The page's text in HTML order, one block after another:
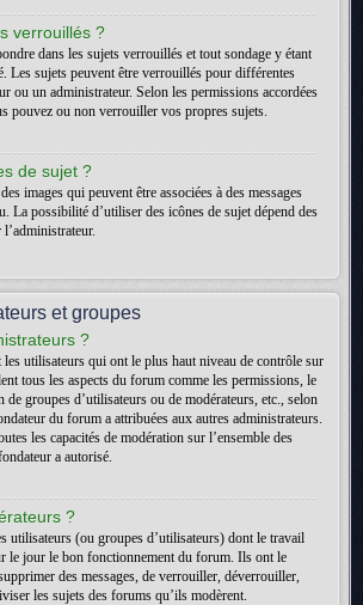
verrouillés ?
dans les sujets verrouillés et tout sondage y étant
Les sujets peuvent être verrouillés pour différentes
ou un administrateur. Selon les permissions accordées
pouvez ou non verrouiller vos propres sujets.
de sujet ?
images qui peuvent être associées à des messages
La possibilité d’utiliser des icônes de sujet dépend des
et groupes
?
utilisateurs qui ont le plus haut niveau de contrôle sur
tous les aspects du forum comme les permissions, le
de groupes d’utilisateurs ou de modérateurs, etc., selon
du forum a attribuées aux autres administrateurs.
les capacités de modération sur l’ensemble des
a autorisé.
?
utilisateurs (ou groupes d’utilisateurs) dont le travail
le jour le bon fonctionnement du forum. Ils ont le
des messages, de verrouiller, déverrouiller,
les sujets des forums qu’ils modèrent.